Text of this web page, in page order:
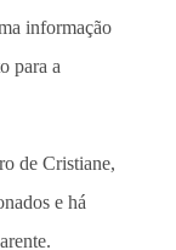
informação
para a
de Cristiane,
e há